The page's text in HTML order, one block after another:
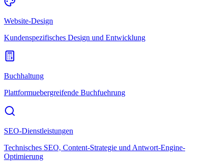
Website-Design
Kundenspezifisches Design und Entwicklung
Buchhaltung
Plattformuebergreifende Buchfuehrung
SEO-Dienstleistungen
Technisches SEO, Content-Strategie und Antwort-Engine-
Optimierung